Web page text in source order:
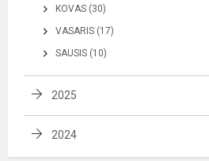
KOVAS (30)
VASARIS (17)
SAUSIS (10)
2025
2024